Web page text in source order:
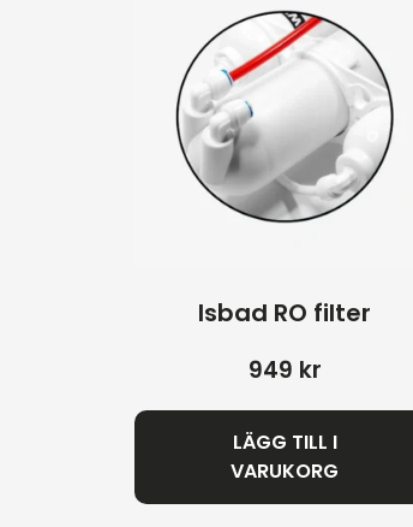
Isbad RO filter
949 kr
LÄGG TILL I
VARUKORG